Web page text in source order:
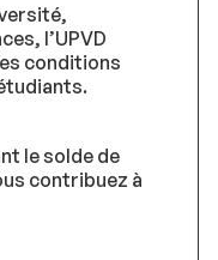
l’UPVD
conditions
le solde de
contribuez à